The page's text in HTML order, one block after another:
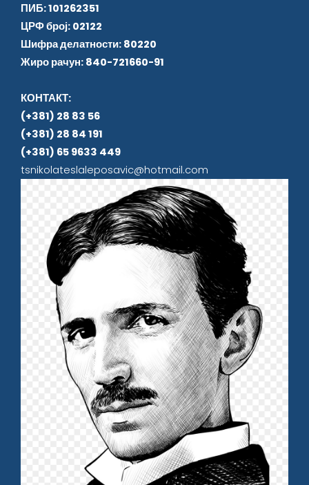
ПИБ: 101262351
ЦРФ број: 02122
Шифра делатности: 80220
Жиро рачун: 840-721660-91
КОНТАКТ:
(+381) 28 83 56
(+381) 28 84 191
(+381) 65 9633 449
tsnikolateslaleposavic@hotmail.com